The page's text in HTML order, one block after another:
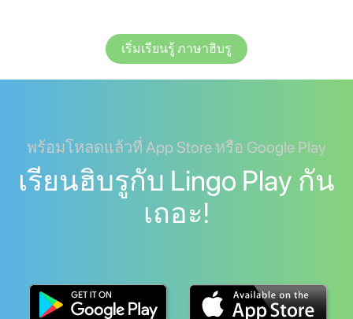
เริ่มเรียนรู้ ภาษาฮิบรู
พร้อมโหลดแล้วที่ App Store หรือ Google Play
เรียนฮิบรูกับ Lingo Play กัน
เถอะ!